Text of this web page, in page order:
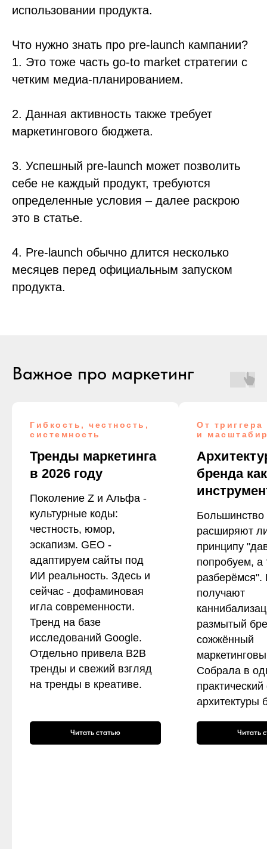
использовании продукта.
Что нужно знать про pre-launch кампании?
1. Это тоже часть go-to market стратегии с
четким медиа-планированием.
2. Данная активность также требует
маркетингового бюджета.
3. Успешный pre-launch может позволить
себе не каждый продукт, требуются
определенные условия – далее раскрою
это в статье.
4. Pre-launch обычно длится несколько
месяцев перед официальным запуском
продукта.
Важное про маркетинг
Гибкость, честность,
системность
Тренды маркетинга
в 2026 году
Поколение Z и Альфа -
культурные коды:
честность, юмор,
эскапизм. GEO -
адаптируем сайты под
ИИ реальность. Здесь и
сейчас - дофаминовая
игла современности.
Тренд на базе
исследований Google.
Отдельно привела B2B
тренды и свежий взгляд
на тренды в креативе.
Читать статью
От
и
бренда как
Большинство
расширяют
принципу
попробуем, а
разберёмся".
получают
размытый
сожжённый
Собрала в
архитектуры
Читать